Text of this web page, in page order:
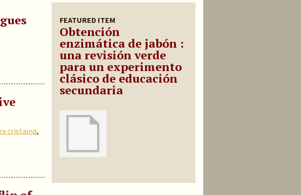
FEATURED ITEM
Obtención
enzimática de jabón :
una revisión verde
para un experimento
clásico de educación
secundaria
cristaina,